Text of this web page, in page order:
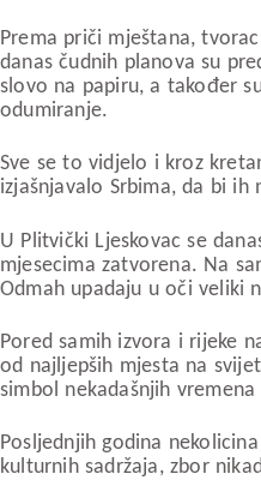
Prema priči mještana,
danas čudnih planova su
slovo na papiru, a također
odumiranje.
Sve se to vidjelo i kroz
izjašnjavalo Srbima, da bi
U Plitvički Ljeskovac se
mjesecima zatvorena. Na
Odmah upadaju u oči veliki
Pored samih izvora i rijeke
od najljepših mjesta na
simbol nekadašnjih
Posljednjih godina
kulturnih sadržaja, zbor